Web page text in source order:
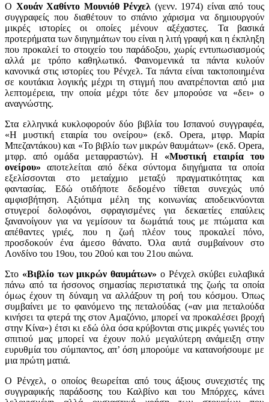
Ο Χουάν Χαθίντο Μουνιόθ Ρένχελ (γενν. 1974) είναι από τους
συγγραφείς που διαθέτουν το σπάνιο χάρισμα να δημιουργούν
μικρές ιστορίες οι οποίες μένουν αξέχαστες. Τα βασικά
προτερήματα των διηγημάτων του είναι η λιτή γραφή και η έκπληξη
που προκαλεί το στοιχείο του παράδοξου, χωρίς εντυπωσιασμούς
αλλά με τρόπο καθηλωτικό. Φαινομενικά τα πάντα κυλούν
κανονικά στις ιστορίες του Ρένχελ. Τα πάντα είναι τακτοποιημένα
σε κουτάκια λογικής μέχρι τη στιγμή που ανατρέπονται από μια
λεπτομέρεια, την οποία μέχρι τότε δεν μπορούσε να «δει» ο
αναγνώστης.
Στα ελληνικά κυκλοφορούν δύο βιβλία του Ισπανού συγγραφέα,
«Η μυστική εταιρία του ονείρου» (εκδ. Opera, μτφρ. Μαρία
Μπεζαντάκου) και «Το βιβλίο των μικρών θαυμάτων» (εκδ. Opera,
μτφρ. από ομάδα μεταφραστών). Η «Μυστική εταιρία του
ονείρου» αποτελείται από δέκα σύντομα διηγήματα τα οποία
εξελίσσονται στο μεταίχμιο μεταξύ πραγματικότητας και
φαντασίας. Εδώ οτιδήποτε δεδομένο τίθεται συνεχώς υπό
αμφισβήτηση. Αξιότιμα μέλη της κοινωνίας αποδεικνύονται
στυγεροί δολοφόνοι, σφραγισμένες για δεκαετίες επαύλεις
ξανανοίγουν για να γεμίσουν τα δωμάτιά τους με πτώματα και
απέθαντες γριές, που η ζωή πλέον τους προκαλεί πόνο,
προσδοκούν ένα άμεσο θάνατο. Όλα αυτά συμβαίνουν στο
Λονδίνο του 19ου, του 20ού και του 21ου αιώνα.
Στο «Βιβλίο των μικρών θαυμάτων» ο Ρένχελ σκύβει ευλαβικά
πάνω από τα ήσσονος σημασίας περιστατικά της ζωής τα οποία
όμως έχουν τη δύναμη να αλλάξουν τη ροή του κόσμου. Όπως
συμβαίνει με το φαινόμενο της πεταλούδας («αν μια πεταλούδα
κινήσει τα φτερά της στον Αμαζόνιο, μπορεί να προκαλέσει βροχή
στην Κίνα») έτσι κι εδώ όλα όσα κρύβονται στις μικρές γωνιές του
σπιτιού μας μπορεί να έχουν πολύ μεγαλύτερη ανάμειξη στην
ευρυθμία του σύμπαντος, απ’ όση μπορούμε να κατανοήσουμε με
μια πρώτη ματιά.
Ο Ρένχελ, ο οποίος θεωρείται από τους άξιους συνεχιστές της
συγγραφικής παράδοσης του Καλβίνο και του Μπόρχες, κάνει